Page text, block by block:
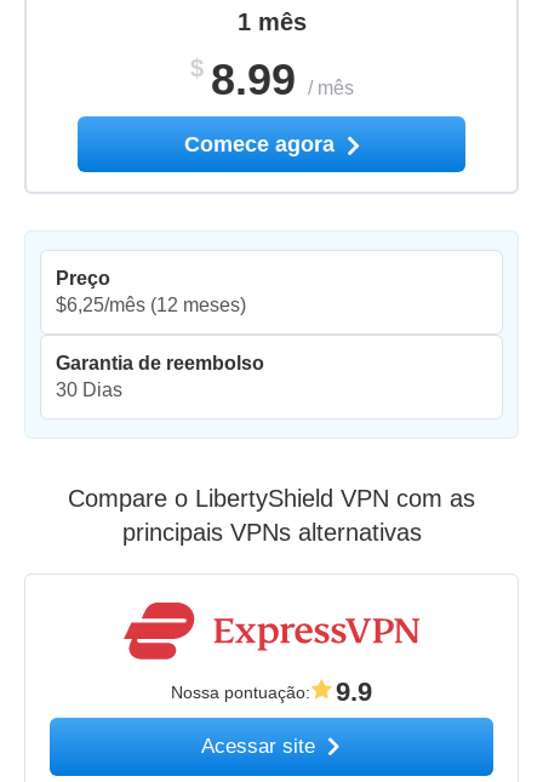
1 mês
$ 8.99 / mês
Comece agora
Preço
$6,25/mês (12 meses)
Garantia de reembolso
30 Dias
Compare o LibertyShield VPN com as
principais VPNs alternativas
Nossa pontuação: 9.9
Acessar site